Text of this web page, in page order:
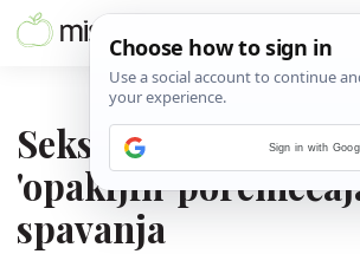
Seksomnija, jedan
'opakijih'
spavanja
Sign in with